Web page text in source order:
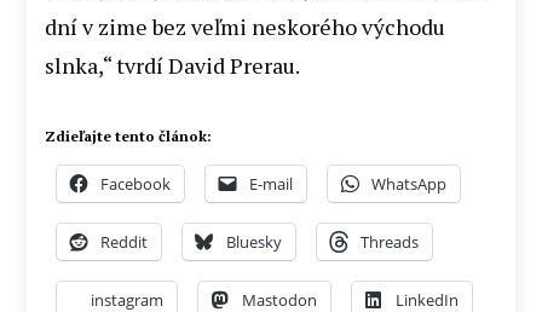
dní v zime bez veľmi neskorého východu
slnka,“ tvrdí David Prerau.
Zdieľajte tento článok:
Facebook E-mail WhatsApp
Reddit Bluesky Threads
instagram Mastodon LinkedIn